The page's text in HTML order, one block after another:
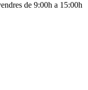
de 9:00h a 15:00h